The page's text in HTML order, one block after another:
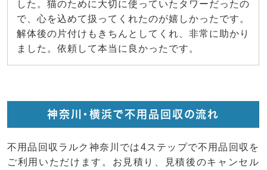
した。猫のために大切に使っていたタワーだったの
で、心を込めて扱ってくれたのが嬉しかったです。
解体後の片付けもきちんとしてくれ、非常に助かり
ました。依頼して本当に良かったです。
神奈川・横浜で不用品回収の流れ
不用品回収ラルク神奈川では4ステップで不用品回収を
ご利用いただけます。お見積り、見積後のキャンセル